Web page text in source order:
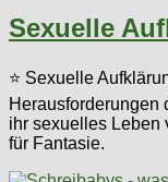
Sexuelle
⭐ Sexuelle
Herausforderungen
ihr sexuelles Leben
für Fantasie.